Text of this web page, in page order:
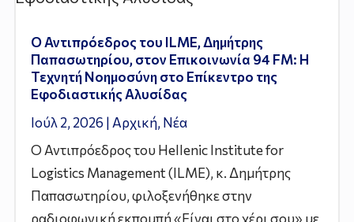
Ο Αντιπρόεδρος του ILME, Δημήτρης
Παπασωτηρίου, στον Επικοινωνία 94 FM: Η
Τεχνητή Νοημοσύνη στο Επίκεντρο της
Εφοδιαστικής Αλυσίδας
Ιούλ 2, 2026 | Αρχική, Νέα
Ο Αντιπρόεδρος του Hellenic Institute for
Logistics Management (ILME), κ. Δημήτρης
Παπασωτηρίου, φιλοξενήθηκε στην